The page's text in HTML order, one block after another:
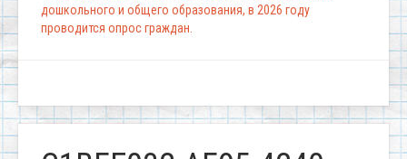
дошкольного и общего образования, в 2026 году
проводится опрос граждан.